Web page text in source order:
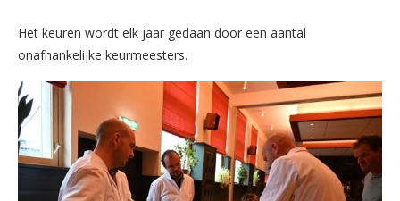
Het keuren wordt elk jaar gedaan door een aantal
onafhankelijke keurmeesters.